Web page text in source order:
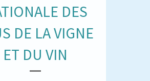
DES
DE LA VIGNE
ET DU VIN